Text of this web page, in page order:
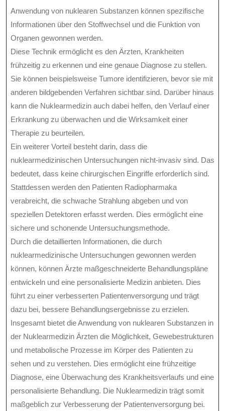
Anwendung von nuklearen Substanzen können spezifische
Informationen über den Stoffwechsel und die Funktion von
Organen gewonnen werden.
Diese Technik ermöglicht es den Ärzten, Krankheiten
frühzeitig zu erkennen und eine genaue Diagnose zu stellen.
Sie können beispielsweise Tumore identifizieren, bevor sie mit
anderen bildgebenden Verfahren sichtbar sind. Darüber hinaus
kann die Nuklearmedizin auch dabei helfen, den Verlauf einer
Erkrankung zu überwachen und die Wirksamkeit einer
Therapie zu beurteilen.
Ein weiterer Vorteil besteht darin, dass die
nuklearmedizinischen Untersuchungen nicht-invasiv sind. Das
bedeutet, dass keine chirurgischen Eingriffe erforderlich sind.
Stattdessen werden den Patienten Radiopharmaka
verabreicht, die schwache Strahlung abgeben und von
speziellen Detektoren erfasst werden. Dies ermöglicht eine
sichere und schonende Untersuchungsmethode.
Durch die detaillierten Informationen, die durch
nuklearmedizinische Untersuchungen gewonnen werden
können, können Ärzte maßgeschneiderte Behandlungspläne
entwickeln und eine personalisierte Medizin anbieten. Dies
führt zu einer verbesserten Patientenversorgung und trägt
dazu bei, bessere Behandlungsergebnisse zu erzielen.
Insgesamt bietet die Anwendung von nuklearen Substanzen in
der Nuklearmedizin Ärzten die Möglichkeit, Gewebestrukturen
und metabolische Prozesse im Körper des Patienten zu
sehen und zu verstehen. Dies ermöglicht eine frühzeitige
Diagnose, eine Überwachung des Krankheitsverlaufs und eine
personalisierte Behandlung. Die Nuklearmedizin trägt somit
maßgeblich zur Verbesserung der Patientenversorgung bei.